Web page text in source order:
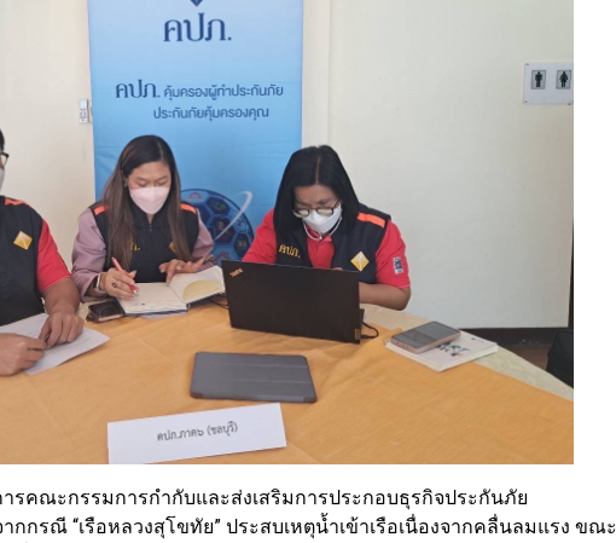
รคณะกรรมการกำกับและส่งเสริมการประกอบธุรกิจประกันภัย
ากกรณี “เรือหลวงสุโขทัย” ประสบเหตุน้ำเข้าเรือเนื่องจากคลื่นลมแรง ขณะ